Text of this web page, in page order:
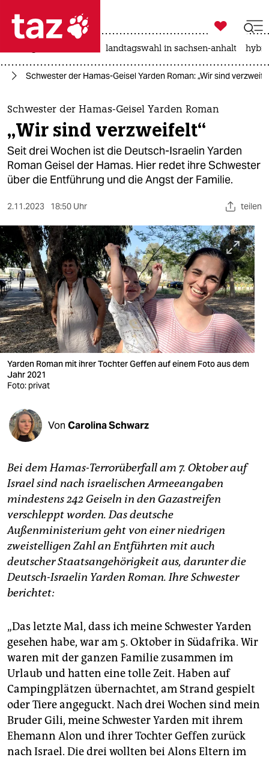
 taz zahl ich
taz zahl ich
themen
politik
öko
sport
berlin
nord
wahrheit
verlag
verlag
shop
fragen & hilfe
unterstützen
abo
genossenschaft
epaper login

taz zahl ich
landtagswahl in sachsen-anhalt
Schwester der Hamas-Geisel Yarden Roman: „Wir sind
Schwester der Hamas-Geisel Yarden Roman
„Wir sind verzweifelt“
Seit drei Wochen ist die Deutsch-Israelin Yarden
Roman Geisel der Hamas. Hier redet ihre Schwester
über die Entführung und die Angst der Familie.
2.11.2023 18:50 Uhr teilen
Yarden Roman mit ihrer Tochter Geffen auf einem Foto aus dem
Jahr 2021
Foto: privat
Von Carolina Schwarz
Bei dem Hamas-Terrorüberfall am 7. Oktober auf
Israel sind nach israelischen Armeeangaben
mindestens 242 Geiseln in den Gazastreifen
verschleppt worden. Das deutsche
Außenministerium geht von einer niedrigen
zweistelligen Zahl an Entführten mit auch
deutscher Staatsangehörigkeit aus, darunter die
Deutsch-Israelin Yarden Roman. Ihre Schwester
berichtet:
„Das letzte Mal, dass ich meine Schwester Yarden
gesehen habe, war am 5. Oktober in Südafrika. Wir
waren mit der ganzen Familie zusammen im
Urlaub und hatten eine tolle Zeit. Haben auf
Campingplätzen übernachtet, am Strand gespielt
oder Tiere angeguckt. Nach drei Wochen sind mein
Bruder Gili, meine Schwester Yarden mit ihrem
Ehemann Alon und ihrer Tochter Geffen zurück
nach Israel. Die drei wollten bei Alons Eltern im